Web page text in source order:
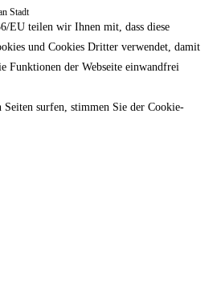
Stadt
EU teilen wir Ihnen mit, dass diese
und Cookies Dritter verwendet, damit
Funktionen der Webseite einwandfrei
surfen, stimmen Sie der Cookie-